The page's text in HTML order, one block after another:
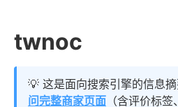
twnoc
💡 这是面向搜索引擎的信息摘
问完整商家页面 （含评价标